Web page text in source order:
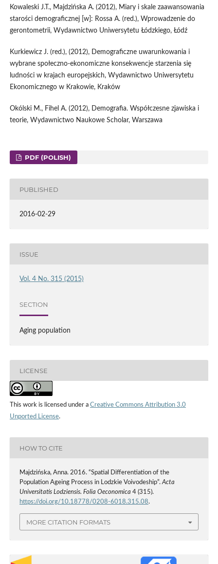
Kowaleski J.T., Majdzińska A. (2012), Miary i skale zaawansowania
starości demograficznej [w]: Rossa A. (red.), Wprowadzenie do
gerontometrii, Wydawnictwo Uniwersytetu Łódzkiego, Łódź
Kurkiewicz J. (red.), (2012), Demograficzne uwarunkowania i
wybrane społeczno-ekonomiczne konsekwencje starzenia się
ludności w krajach europejskich, Wydawnictwo Uniwersytetu
Ekonomicznego w Krakowie, Kraków
Okólski M., Fihel A. (2012), Demografia. Współczesne zjawiska i
teorie, Wydawnictwo Naukowe Scholar, Warszawa
PDF (POLISH)
PUBLISHED
2016-02-29
ISSUE
Vol. 4 No. 315 (2015)
SECTION
Aging population
LICENSE
This work is licensed under a Creative Commons Attribution 3.0
Unported License.
HOW TO CITE
Majdzińska, Anna. 2016. “Spatial Differentiation of the
Population Ageing Process in Lodzkie Voivodeship”.Acta
Universitatis Lodziensis. Folia Oeconomica 4 (315).
https://doi.org/10.18778/0208-6018.315.08.
MORE CITATION FORMATS